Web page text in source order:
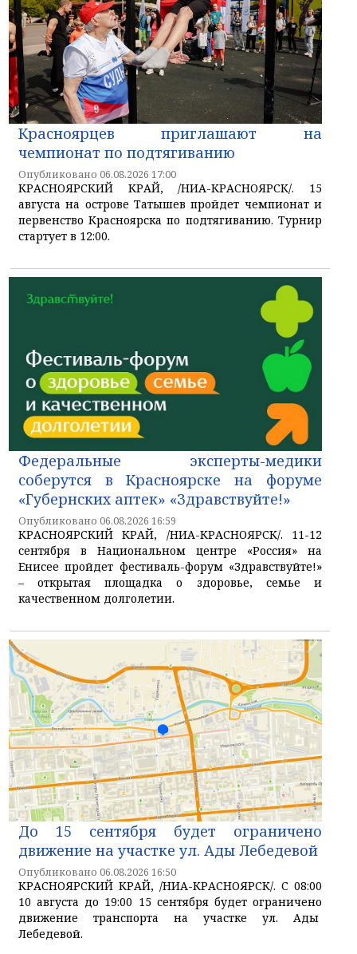
Красноярцев приглашают на
чемпионат по подтягиванию
Опубликовано 06.08.2026 17:00
КРАСНОЯРСКИЙ КРАЙ, /НИА-КРАСНОЯРСК/. 15
августа на острове Татышев пройдет чемпионат и
первенство Красноярска по подтягиванию. Турнир
стартует в 12:00.
Федеральные эксперты-медики
соберутся в Красноярске на форуме
«Губернских аптек» «Здравствуйте!»
Опубликовано 06.08.2026 16:59
КРАСНОЯРСКИЙ КРАЙ, /НИА-КРАСНОЯРСК/. 11-12
сентября в Национальном центре «Россия» на
Енисее пройдет фестиваль-форум «Здравствуйте!»
– открытая площадка о здоровье, семье и
качественном долголетии.
До 15 сентября будет ограничено
движение на участке ул. Ады Лебедевой
Опубликовано 06.08.2026 16:50
КРАСНОЯРСКИЙ КРАЙ, /НИА-КРАСНОЯРСК/. С 08:00
10 августа до 19:00 15 сентября будет ограничено
движение транспорта на участке ул. Ады
Лебедевой.